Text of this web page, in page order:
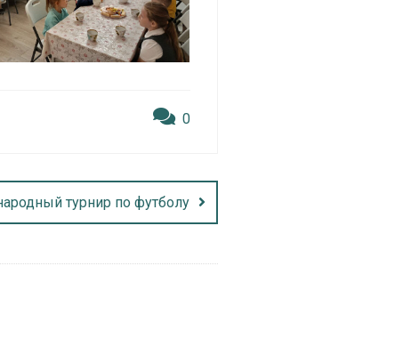
0
турнир по футболу